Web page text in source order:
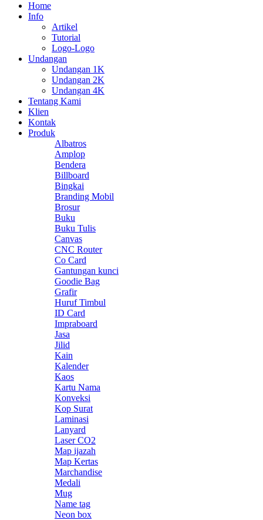
Home
Info
Artikel
Tutorial
Logo-Logo
Undangan
Undangan 1K
Undangan 2K
Undangan 4K
Tentang Kami
Klien
Kontak
Produk
Albatros
Amplop
Bendera
Billboard
Bingkai
Branding Mobil
Brosur
Buku
Buku Tulis
Canvas
CNC Router
Co Card
Gantungan kunci
Goodie Bag
Grafir
Huruf Timbul
ID Card
Impraboard
Jasa
Jilid
Kain
Kalender
Kaos
Kartu Nama
Konveksi
Kop Surat
Laminasi
Lanyard
Laser CO2
Map ijazah
Map Kertas
Marchandise
Medali
Mug
Name tag
Neon box